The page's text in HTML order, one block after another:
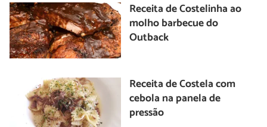
Receita de Costelinha ao
molho barbecue do
Outback
Receita de Costela com
cebola na panela de
pressão